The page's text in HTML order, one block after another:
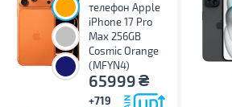
телефон Apple
iPhone 17 Pro
Max 256GB
Cosmic Orange
(MFYN4)
65999₴
+719